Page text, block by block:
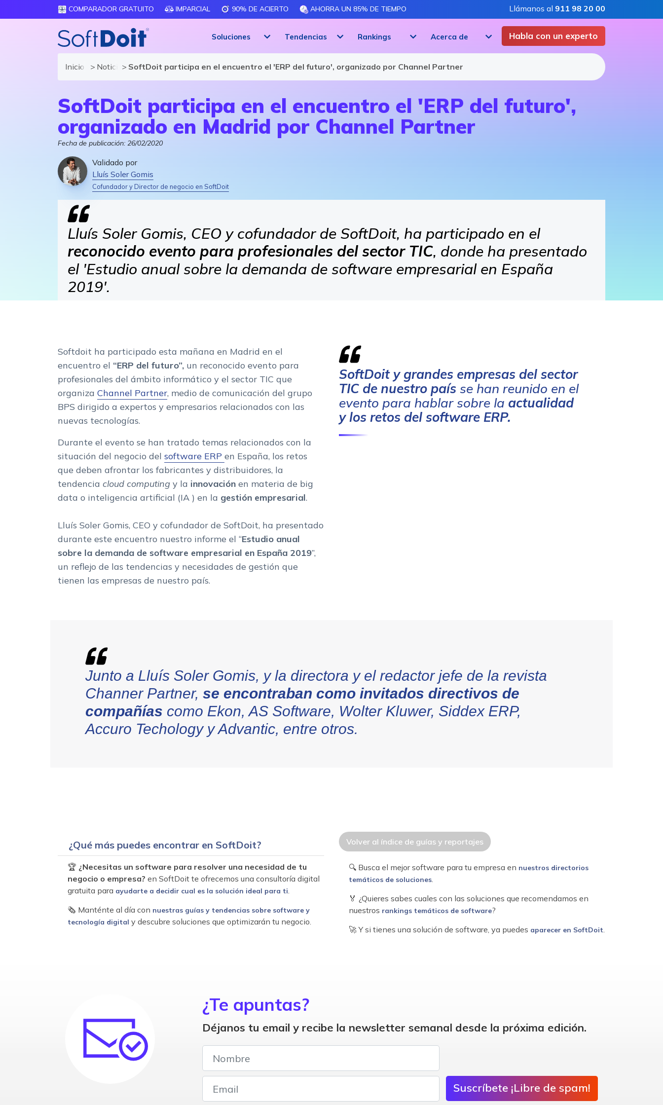
COMPARADOR GRATUITO IMPARCIAL 90% DE ACIERTO AHORRA UN 85% DE TIEMPO Llámanos al 911 98 20 00
Habla con un experto
Soluciones Tendencias Rankings Acerca de
Inicio Noticias de SoftDoit
SoftDoit participa en el encuentro el 'ERP del futuro', organizado por Channel Partner
SoftDoit participa en el encuentro el 'ERP del futuro',
organizado en Madrid por Channel Partner
Fecha de publicación: 26/02/2020
Validado por
Lluís Soler Gomis
Cofundador y Director de negocio en SoftDoit
Lluís Soler Gomis, CEO y cofundador de SoftDoit, ha participado en el
reconocido evento para profesionales del sector TIC, donde ha presentado
el 'Estudio anual sobre la demanda de software empresarial en España
2019'.
Softdoit ha participado esta mañana en Madrid en el
encuentro el “ERP del futuro”, un reconocido evento para
profesionales del ámbito informático y el sector TIC que
organiza Channel Partner, medio de comunicación del grupo
BPS dirigido a expertos y empresarios relacionados con las
nuevas tecnologías.
Durante el evento se han tratado temas relacionados con la
situación del negocio del software ERP en España, los retos
que deben afrontar los fabricantes y distribuidores, la
tendencia cloud computing y la innovación en materia de big
data o inteligencia artificial (IA ) en la gestión empresarial.
Lluís Soler Gomis, CEO y cofundador de SoftDoit, ha presentado
durante este encuentro nuestro informe el “Estudio anual
sobre la demanda de software empresarial en España 2019”,
un reflejo de las tendencias y necesidades de gestión que
tienen las empresas de nuestro país.
SoftDoit y grandes empresas del sector
TIC de nuestro país se han reunido en el
evento para hablar sobre la actualidad
y los retos del software ERP.
Junto a Lluís Soler Gomis, y la directora y el redactor jefe de la revista
Channer Partner, se encontraban como invitados directivos de
compañías como Ekon, AS Software, Wolter Kluwer, Siddex ERP,
Accuro Techology y Advantic, entre otros.
¿Qué más puedes encontrar en SoftDoit?
🏆 ¿Necesitas un software para resolver una necesidad de tu
negocio o empresa? en SoftDoit te ofrecemos una consultoría digital
gratuita para ayudarte a decidir cual es la solución ideal para ti.
🗞 Manténte al día con nuestras guías y tendencias sobre software y
tecnología digital y descubre soluciones que optimizarán tu negocio.
Volver al índice de guías y reportajes
🔍 Busca el mejor software para tu empresa en nuestros directorios
temáticos de soluciones.
🏅 ¿Quieres sabes cuales con las soluciones que recomendamos en
nuestros rankings temáticos de software?
🚀 Y si tienes una solución de software, ya puedes aparecer en SoftDoit.
¿Te apuntas?
Déjanos tu email y recibe la newsletter semanal desde la próxima edición.
Suscríbete ¡Libre de spam!